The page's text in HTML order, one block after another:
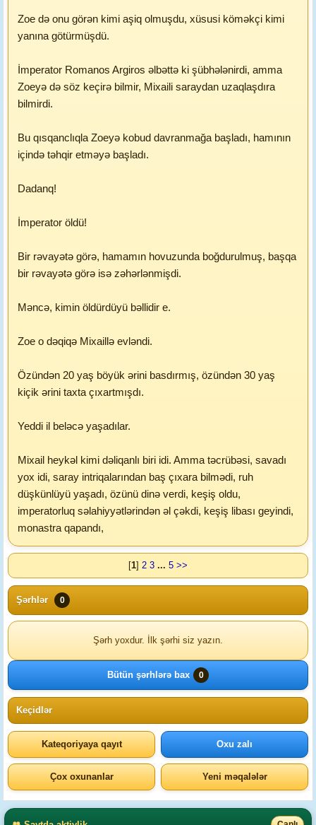
Zoe də onu görən kimi aşiq olmuşdu, xüsusi köməkçi kimi
yanına götürmüşdü.
İmperator Romanos Argiros əlbəttə ki şübhələnirdi, amma
Zoeyə də söz keçirə bilmir, Mixaili saraydan uzaqlaşdıra
bilmirdi.
Bu qısqanclıqla Zoeyə kobud davranmağa başladı, hamının
içində təhqir etməyə başladı.
Dadanq!
İmperator öldü!
Bir rəvayətə görə, hamamın hovuzunda boğdurulmuş, başqa
bir rəvayətə görə isə zəhərlənmişdi.
Məncə, kimin öldürdüyü bəllidir e.
Zoe o dəqiqə Mixaillə evləndi.
Özündən 20 yaş böyük ərini basdırmış, özündən 30 yaş
kiçik ərini taxta çıxartmışdı.
Yeddi il beləcə yaşadılar.
Mixail heykəl kimi dəliqanlı biri idi. Amma təcrübəsi, savadı
yox idi, saray intriqalarından baş çıxara bilmədi, ruh
düşkünlüyü yaşadı, özünü dinə verdi, keşiş oldu,
imperatorluq səlahiyyətlərindən əl çəkdi, keşiş libası geyindi,
monastra qapandı,
[1] 2 3 ... 5 >>
Şərhlər 0
Şərh yoxdur. İlk şərhi siz yazın.
Bütün şərhlərə bax 0
Keçidlər
Kateqoriyaya qayıt Oxu zalı
Çox oxunanlar Yeni məqalələr